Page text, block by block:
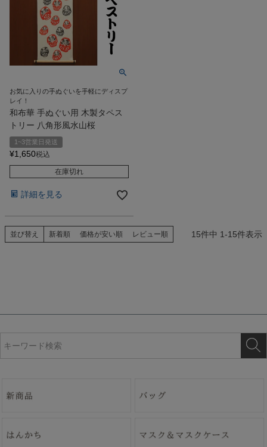
お気に入りの手ぬぐいを手軽にディスプ
レイ！
和布華 手ぬぐい用 木製タペス
トリー 八角形風水山桜
1~3営業日発送
¥1,650税込
在庫切れ
詳細を見る
並び替え 新着順 価格が安い順 レビュー順 15件中 1-15件表示